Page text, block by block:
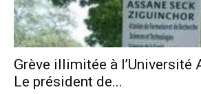
Grève illimitée à l’Université
Le président de...